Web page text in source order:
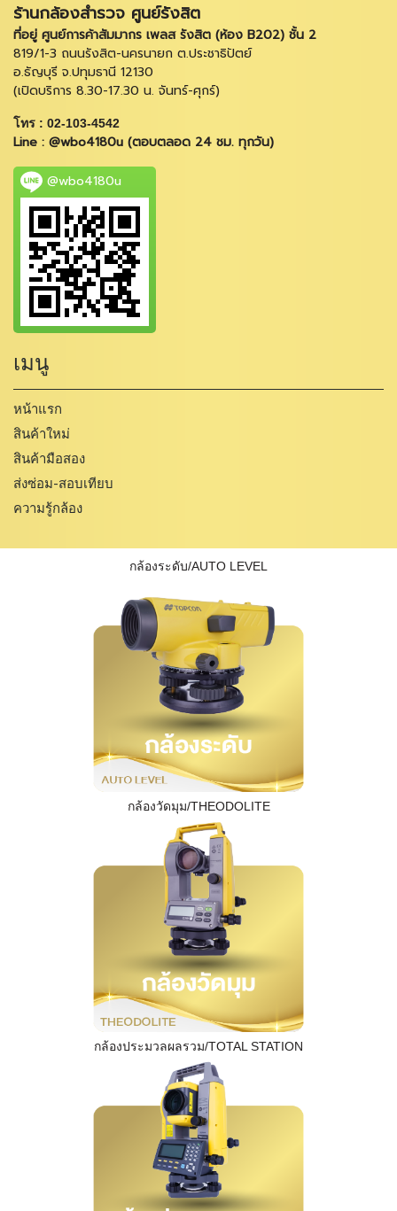
ร้านกล้องสำรวจ ศูนย์รังสิต
ที่อยู่ ศูนย์การค้าสัมมากร เพลส รังสิต (ห้อง B202) ชั้น 2
819/1-3 ถนนรังสิต-นครนายก ต.ประชาธิปัตย์
อ.ธัญบุรี จ.ปทุมธานี 12130
(เปิดบริการ 8.30-17.30 น. จันทร์-ศุกร์)
โทร : 02-103-4542
Line : @wbo4180u (ตอบตลอด 24 ชม. ทุกวัน)
@wbo4180u
เมนู
หน้าแรก
สินค้าใหม่
สินค้ามือสอง
ส่งซ่อม-สอบเทียบ
ความรู้กล้อง
กล้องระดับ/AUTO LEVEL
กล้องวัดมุม/THEODOLITE
กล้องประมวลผลรวม/TOTAL STATION